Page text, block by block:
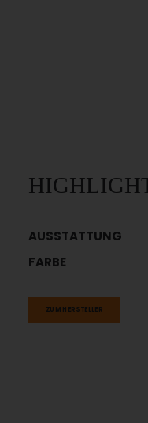
AUSSTATTUNG
FARBE
ZUM HERSTELLER